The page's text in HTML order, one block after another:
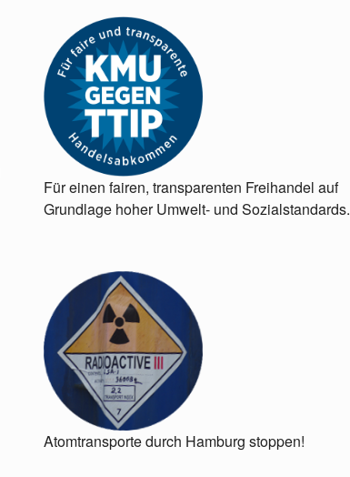
Für einen fairen, transparenten Freihandel auf
Grundlage hoher Umwelt- und Sozialstandards.
Atomtransporte durch Hamburg stoppen!